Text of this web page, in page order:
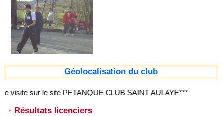
Géolocalisation du club
visite sur le site PETANQUE CLUB SAINT AULAYE***
Résultats licenciers